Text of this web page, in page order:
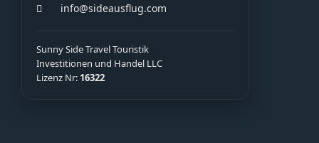
info@sideausflug.com
Sunny Side Travel Touristik
Investitionen und Handel LLC
Lizenz Nr: 16322